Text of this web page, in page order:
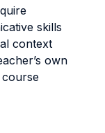
skills
context
own
course